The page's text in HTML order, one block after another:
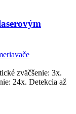
zväčšenie: 3x.
24x. Detekcia až